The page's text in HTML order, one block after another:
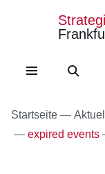
Startseite
expired events